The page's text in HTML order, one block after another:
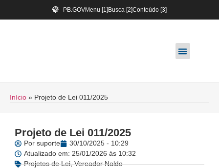
PB.GOVMenu [1] Busca [2]Conteúdo [3]
Início » Projeto de Lei 011/2025
Projeto de Lei 011/2025
Por suporte
30/10/2025 - 10:29
Atualizado em: 25/01/2026 às 10:32
Projetos de Lei,Vereador Naldo